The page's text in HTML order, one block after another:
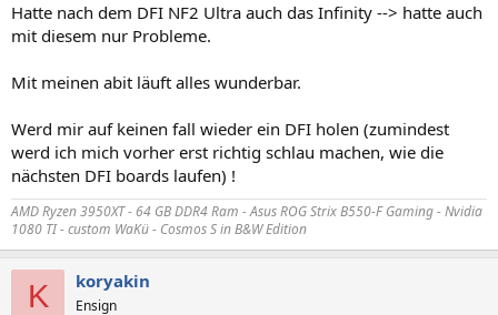
Hatte nach dem DFI NF2 Ultra auch das Infinity --> hatte auch
mit diesem nur Probleme.
Mit meinen abit läuft alles wunderbar.
Werd mir auf keinen fall wieder ein DFI holen (zumindest
werd ich mich vorher erst richtig schlau machen, wie die
nächsten DFI boards laufen) !
AMD Ryzen 3950XT - 64 GB DDR4 Ram - Asus ROG Strix B550-F Gaming - Nvidia
1080 TI - custom WaKü - Cosmos S in B&W Edition
K koryakin
Ensign